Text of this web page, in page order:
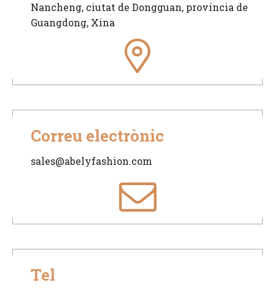
Nancheng, ciutat de Dongguan, província de
Guangdong, Xina
Correu electrònic
sales@abelyfashion.com
Tel